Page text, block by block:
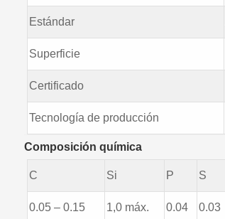
Estándar
Superficie
Certificado
Tecnología de producción
Composición química
C Si P S
0.05 – 0.15 1,0 máx. 0.04 0.03